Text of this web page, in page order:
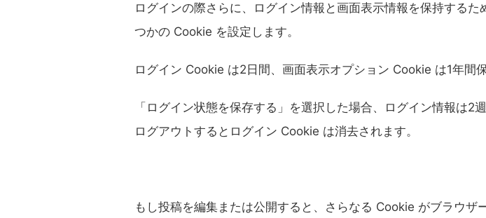
ログインの際さらに、ログイン情報と画面表示情報を保持するた
つかの Cookie を設定します。
ログイン Cookie は2日間、画面表示オプション Cookie は1年間保
「ログイン状態を保存する」を選択した場合、ログイン情報は2
ログアウトするとログイン Cookie は消去されます。
もし投稿を編集または公開すると、さらなる Cookie がブラウザ